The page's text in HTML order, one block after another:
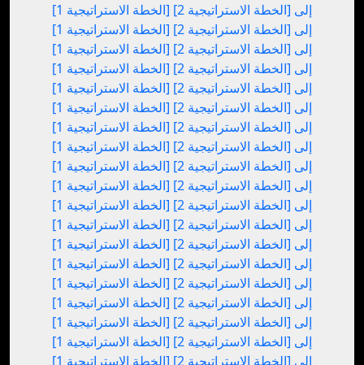
[الخطة الاستراتيجية 1] إلى [الخطة الاستراتيجية 2]
[الخطة الاستراتيجية 1] إلى [الخطة الاستراتيجية 2]
[الخطة الاستراتيجية 1] إلى [الخطة الاستراتيجية 2]
[الخطة الاستراتيجية 1] إلى [الخطة الاستراتيجية 2]
[الخطة الاستراتيجية 1] إلى [الخطة الاستراتيجية 2]
[الخطة الاستراتيجية 1] إلى [الخطة الاستراتيجية 2]
[الخطة الاستراتيجية 1] إلى [الخطة الاستراتيجية 2]
[الخطة الاستراتيجية 1] إلى [الخطة الاستراتيجية 2]
[الخطة الاستراتيجية 1] إلى [الخطة الاستراتيجية 2]
[الخطة الاستراتيجية 1] إلى [الخطة الاستراتيجية 2]
[الخطة الاستراتيجية 1] إلى [الخطة الاستراتيجية 2]
[الخطة الاستراتيجية 1] إلى [الخطة الاستراتيجية 2]
[الخطة الاستراتيجية 1] إلى [الخطة الاستراتيجية 2]
[الخطة الاستراتيجية 1] إلى [الخطة الاستراتيجية 2]
[الخطة الاستراتيجية 1] إلى [الخطة الاستراتيجية 2]
[الخطة الاستراتيجية 1] إلى [الخطة الاستراتيجية 2]
[الخطة الاستراتيجية 1] إلى [الخطة الاستراتيجية 2]
[الخطة الاستراتيجية 1] إلى [الخطة الاستراتيجية 2]
[الخطة الاستراتيجية 1] إلى [الخطة الاستراتيجية 2]